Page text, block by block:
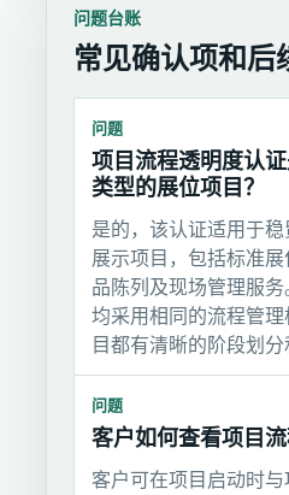
问题台账
常见确认项和后
问题
项目流程透明度认
类型的展位项目？
是的，该认证适用于
展示项目，包括标准
品陈列及现场管理服务
均采用相同的流程管
目都有清晰的阶段划分
问题
客户如何查看项目流
客户可在项目启动时